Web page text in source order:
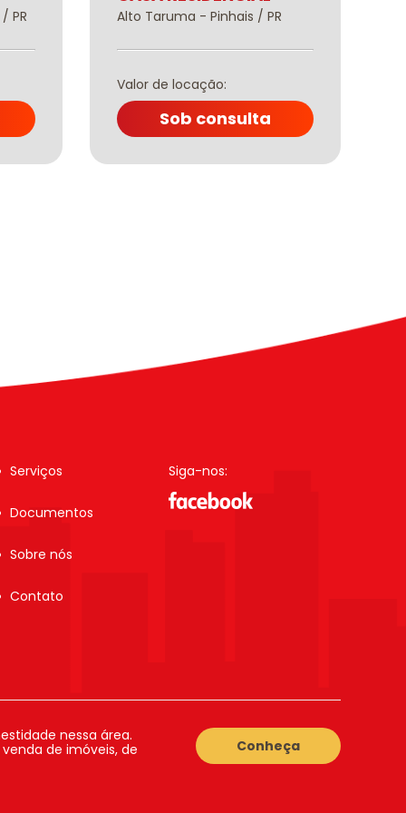
PR Alto Taruma - Pinhais / PR
Valor de locação:
Sob consulta
Serviços
Documentos
Sobre nós
Contato
Siga-nos:
nessa área.
de imóveis, de
Conheça